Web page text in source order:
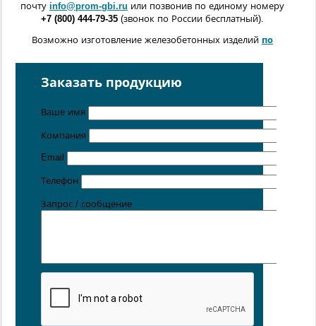
почту info@prom-gbi.ru или позвонив по единому номеру
+7 (800) 444-79-35 (звонок по России бесплатный).
Возможно изготовление железобетонных изделий по
расположенных вСанкт-Петербурге
Цена от 5 руб. / кг
Заказать продукцию
Ваше имя
Компания
Email
Телефон
Запрос / сообщение